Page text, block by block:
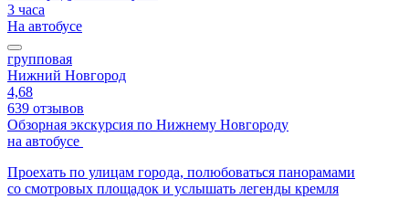
3 часа
На автобусе
групповая
Нижний Новгород
4,68
639 отзывов
Обзорная экскурсия по Нижнему Новгороду
на автобусе
Проехать по улицам города, полюбоваться панорамами
со смотровых площадок и услышать легенды кремля